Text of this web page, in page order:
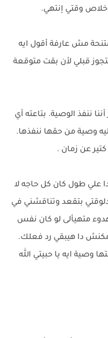
خلاص وقتي إنتهي.
مش عارفة أقول ايه
قبلي لأن بقت متوقعة
ننفذ الوصية. بتاعته أي
وصية من حقها ننفذها.
كتير عن زمان .
علي طول كان كل حاجه لا
بتقعد وتناقشني في
متهيألى لو كان نفس
مكنش دا هيبقي رد فعلك.
وصية ايه يا حبيتي الله